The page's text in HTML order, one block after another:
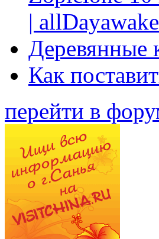
| allDayawake
Деревянные
Как
перейти в